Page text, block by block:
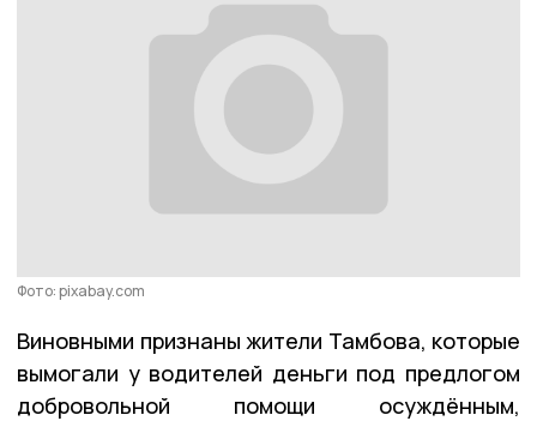
Фото: pixabay.com
Виновными признаны жители Тамбова, которые
вымогали у водителей деньги под предлогом
добровольной помощи осуждённым,